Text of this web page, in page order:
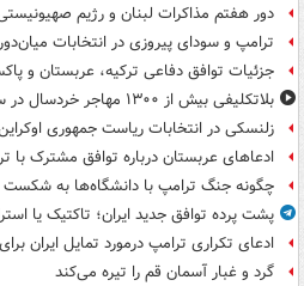
دور هفتم مذاکرات لبنان و رژیم
ترامپ و سودای پیروزی در انتخابات
جزئیات توافق دفاعی ترکیه، عربستان و
بلاتکلیفی بیش از ۱۳۰۰ مهاجر خردسال در سئوتای اسپانیا
زلنسکی در انتخابات ریاست جمهوری
ادعاهای عربستان درباره توافق مشترک با
چگونه جنگ ترامپ با دانشگاه‌ها به
پشت پرده توافق جدید ایران؛ تاکتیک یا
ادعای تکراری ترامپ درمورد تمایل ایران
گرد و غبار آسمان قم را تیره می‌کند